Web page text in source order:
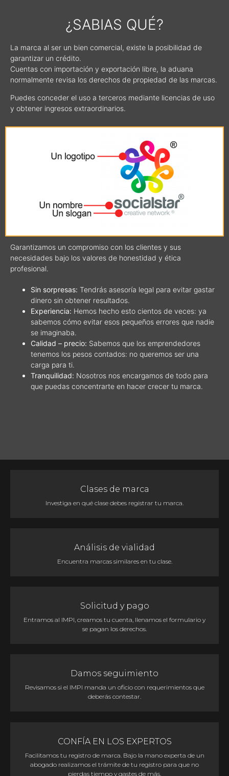
¿SABIAS QUÉ?
La marca al ser un bien comercial, existe la posibilidad de
garantizar un crédito.
Cuentas con importación y exportación libre, la aduana
normalmente revisa los derechos de propiedad de las marcas.
Puedes conceder el uso a terceros mediante licencias de uso
y obtener ingresos extraordinarios.
Garantizamos un compromiso con los clientes y sus
necesidades bajo los valores de honestidad y ética
profesional.
Sin sorpresas: Tendrás asesoría legal para evitar gastar
dinero sin obtener resultados.
Experiencia: Hemos hecho esto cientos de veces: ya
sabemos cómo evitar esos pequeños errores que nadie
se imaginaba.
Calidad – precio: Sabemos que los emprendedores
tenemos los pesos contados: no queremos ser una
carga para ti.
Tranquilidad: Nosotros nos encargamos de todo para
que puedas concentrarte en hacer crecer tu marca.
Clases de marca
Investiga en qué clase debes registrar tu marca.
Análisis de vialidad
Encuentra marcas similares en tu clase.
Solicitud y pago
Entramos al IMPI, creamos tu cuenta, llenamos el formulario y
se pagan los derechos.
Damos seguimiento
Revisamos si el IMPI manda un oficio con requerimientos que
deberás contestar.
CONFÍA EN LOS EXPERTOS
Facilitamos tu registro de marca. Bajo la mano experta de un
abogado realizamos el trámite de tu registro para que no
pierdas tiempo y gastes de más.